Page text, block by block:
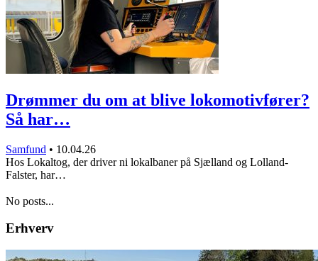
Drømmer du om at blive lokomotivfører?
Så har…
Samfund • 10.04.26
Hos Lokaltog, der driver ni lokalbaner på Sjælland og Lolland-
Falster, har…
No posts...
Erhverv